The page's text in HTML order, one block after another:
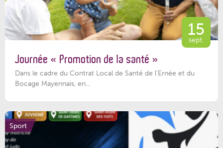
15
sept.
Journée « Promotion de la santé »
Dans le cadre du Contrat Local de Santé de l’Ernée et du
Bocage Mayennais, en...
Sport